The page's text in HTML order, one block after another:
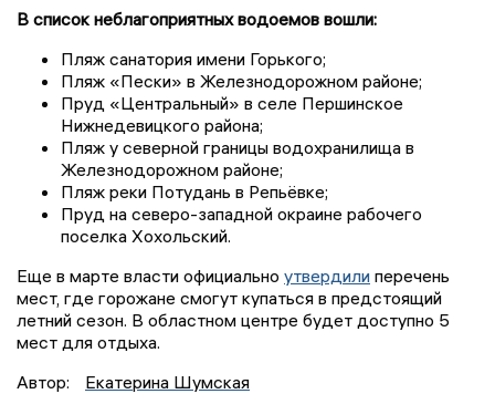
В список неблагоприятных водоемов вошли:
Пляж санатория имени Горького;
Пляж «Пески» в Железнодорожном районе;
Пруд «Центральный» в селе Першинское
Нижнедевицкого района;
Пляж у северной границы водохранилища в
Железнодорожном районе;
Пляж реки Потудань в Репьёвке;
Пруд на северо-западной окраине рабочего
поселка Хохольский.
Еще в марте власти официально утвердили перечень
мест, где горожане смогут купаться в предстоящий
летний сезон. В областном центре будет доступно 5
мест для отдыха.
Автор:
Екатерина Шумская